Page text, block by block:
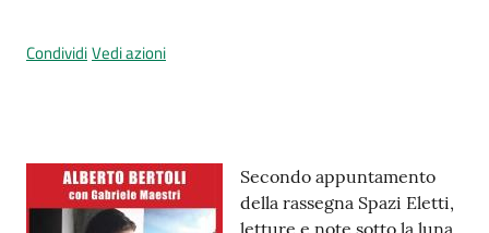
t
CondividiVedi azioni
Contenuto
Secondo appuntamento
della rassegna Spazi Eletti,